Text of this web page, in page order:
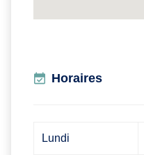
Horaires
Lundi